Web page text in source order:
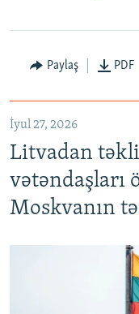
Paylaş PDF
İyul 27, 2026
Litvadan
vətəndaşları
Moskvanın